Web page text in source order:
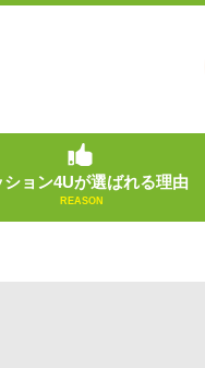
ション4Uが選ばれる理由
REASON